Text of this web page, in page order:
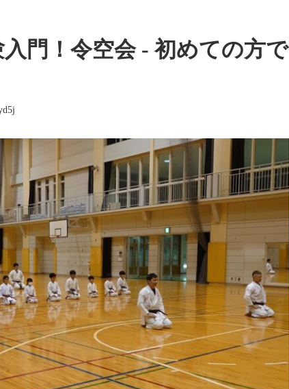
門！令空会 - 初めての方で